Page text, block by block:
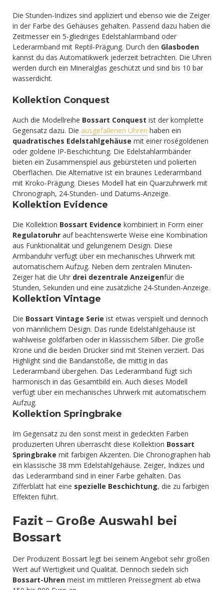
Die Stunden-Indizes sind appliziert und ebenso wie die Zeiger
in der Farbe des Gehäuses gehalten. Passend dazu haben die
Zeitmesser ein 5-gliedriges Edelstahlarmband oder
Lederarmband mit Reptil-Prägung. Durch den Glasboden
kannst du das Automatikwerk jederzeit betrachten. Die Uhren
werden durch ein Mineralglas geschützt und sind bis 10 bar
wasserdicht.
Kollektion Conquest
Auch die Modellreihe Bossart Conquest ist der komplette
Gegensatz dazu. Die ausgefallenen Uhren haben ein
quadratisches Edelstahlgehäuse mit einer roségoldenen
oder goldene IP-Beschichtung. Die Edelstahlarmbänder
bieten ein Zusammenspiel aus gebürsteten und polierten
Oberflächen. Die Alternative ist ein braunes Lederarmband
mit Kroko-Prägung. Dieses Modell hat ein Quarzuhrwerk mit
Chronograph, 24-Stunden- und Datums-Anzeige.
Kollektion Evidence
Die Kollektion Bossart Evidence kombiniert in Form einer
Regulatoruhr auf beachtenswerte Weise eine Kombination
aus Funktionalität und gelungenem Design. Diese
Armbanduhr verfügt über ein mechanisches Uhrwerk mit
automatischem Aufzug. Neben dem zentralen Minuten-
Zeiger hat die Uhr drei dezentrale Anzeigenfür die
Stunden, Sekunden und eine zusätzliche 24-Stunden-Anzeige.
Kollektion Vintage
Die Bossart Vintage Serie ist etwas verspielt und dennoch
von männlichem Design. Das runde Edelstahlgehäuse ist
wahlweise goldfarben oder in klassischem Silber. Die große
Krone und die beiden Drücker sind mit Steinen verziert. Das
Highlight sind die Bandanstöße, die mittig in das
Lederarmband übergehen. Das Lederarmband fügt sich
harmonisch in das Gesamtbild ein. Auch dieses Modell
verfügt über ein mechanisches Uhrwerk mit automatischem
Aufzug.
Kollektion Springbrake
Im Gegensatz zu den sonst meist in gedeckten Farben
produzierten Uhren überrascht diese Kollektion Bossart
Springbrake mit farbigen Akzenten. Die Chronographen hab
ein klassische 38 mm Edelstahlgehäuse. Zeiger, Indizes und
das Lederarmband sind in einer Farbe gehalten. Das
Zifferblatt hat eine spezielle Beschichtung, die zu farbigen
Effekten führt.
Fazit – Große Auswahl bei
Bossart
Der Produzent Bossart legt bei seinem Angebot sehr großen
Wert auf Wertigkeit und Qualität. Dennoch siedeln sich
Bossart-Uhren meist im mittleren Preissegment ab etwa